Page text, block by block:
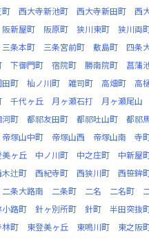
町 西大寺新池町 西大寺新田町 西
阪新屋町 阪原町 狭川東町 狭川両
三条本町 三条宮前町 敷島町 四条
下御門町 宿院町 勝南院町 菖蒲
田町 杣ノ川町 雑司町 高畑町 高
千代ヶ丘 月ヶ瀬石打 月ヶ瀬尾山
河町 都祁友田町 都祁吐山町 都祁
帝塚山中町 帝塚山西 帝塚山南 寺
美ヶ丘 中ノ川町 中之庄町 中新屋
木辻町 西紀寺町 西狭川町 西笹鉾
二条大路南 二条町 二名 二名町
小路町 針ヶ別所町 針町 半田突抜
林町 東登美ヶ丘 東鳴川町 東之阪